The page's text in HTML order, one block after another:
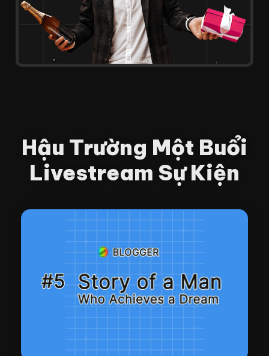
Hậu Trường Một Buổi
Livestream Sự Kiện